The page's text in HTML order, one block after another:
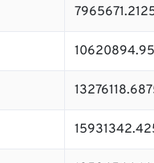
10620894.95